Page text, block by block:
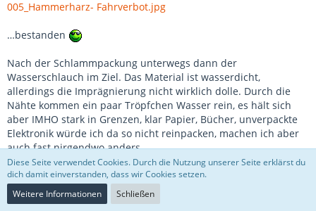
005_Hammerharz- Fahrverbot.jpg
…bestanden
Nach der Schlammpackung unterwegs dann der
Wasserschlauch im Ziel. Das Material ist wasserdicht,
allerdings die Imprägnierung nicht wirklich dolle. Durch die
Nähte kommen ein paar Tröpfchen Wasser rein, es hält sich
aber IMHO stark in Grenzen, klar Papier, Bücher, unverpackte
Elektronik würde ich da so nicht reinpacken, machen ich aber
auch fast nirgendwo anders.
Ach ja … JA, das ist ein Fahrverbot für MTBs
dieser Weg ist unklar
, weil der links davon und der rechts
Diese Seite verwendet Cookies. Durch die Nutzung unserer Seite erklärst du
dich damit einverstanden, dass wir Cookies setzen.
Weitere Informationen
Schließen